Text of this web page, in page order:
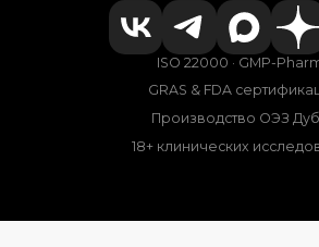
ISO 22000 · GMP-
GRAS & FDA
Производство ОЭЗ
18+ клинических